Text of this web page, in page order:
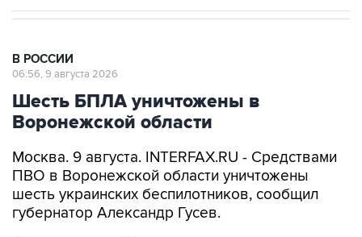
В РОССИИ
06:56, 9 августа 2026
Шесть БПЛА уничтожены в
Воронежской области
Москва. 9 августа. INTERFAX.RU - Средствами
ПВО в Воронежской области уничтожены
шесть украинских беспилотников, сообщил
губернатор Александр Гусев.